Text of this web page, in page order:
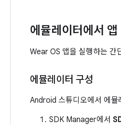
에뮬레이터에서 앱
Wear OS 앱을 실행하는 간
에뮬레이터 구성
Android 스튜디오에서 에뮬
SDK Manager에서